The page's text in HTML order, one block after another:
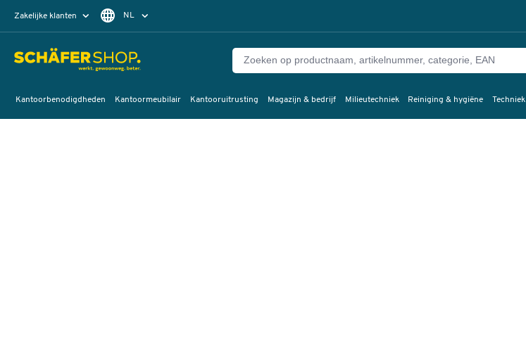
Zakelijke klanten NL
Kantoorbenodigdheden Kantoormeubilair Kantooruitrusting Magazijn & bedrijf Milieutechniek Reiniging & hygiëne Techniek